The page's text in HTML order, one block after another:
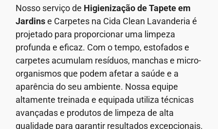
Nosso serviço de Higienização de Tapete em
Jardinse Carpetes na Cida Clean Lavanderia é
projetado para proporcionar uma limpeza
profunda e eficaz. Com o tempo, estofados e
carpetes acumulam resíduos, manchas e micro-
organismos que podem afetar a saúde e a
aparência do seu ambiente. Nossa equipe
altamente treinada e equipada utiliza técnicas
avançadas e produtos de limpeza de alta
qualidade para garantir resultados excepcionais.